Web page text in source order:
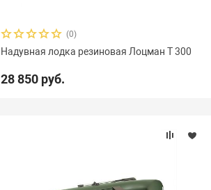
(0)
Надувная лодка резиновая Лоцман Т 300
28 850 руб.